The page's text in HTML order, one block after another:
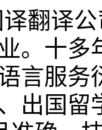
翻译
。十
言服
出国